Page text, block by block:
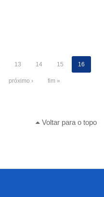
13 14 15 16
próximo › fim »
Voltar para o topo